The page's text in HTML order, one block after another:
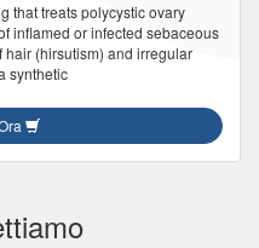
that treats polycystic ovary
inflamed or infected sebaceous
(hirsutism) and irregular
synthetic